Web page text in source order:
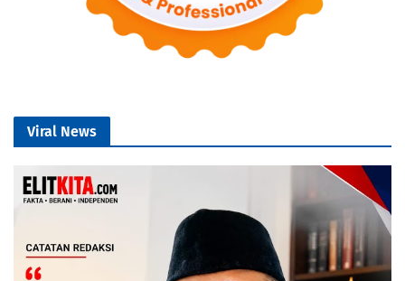
Viral News